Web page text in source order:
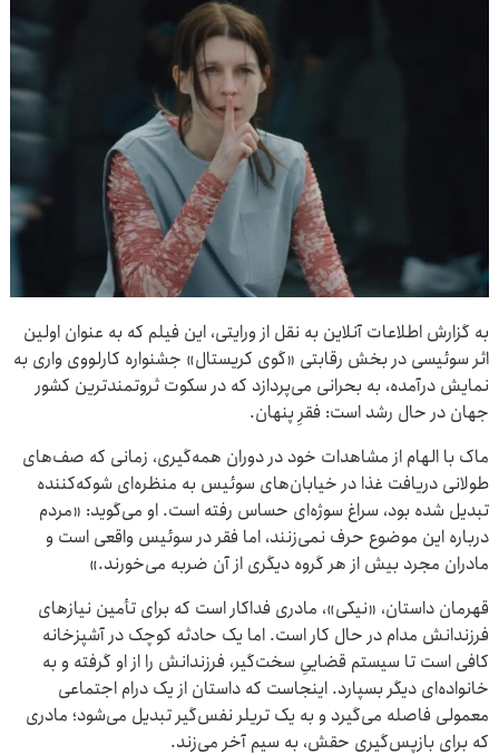
به گزارش اطلاعات آنلاین به نقل از ورایتی، این فیلم که به عنوان اولین
اثر سوئیسی در بخش رقابتی «گوی کریستال» جشنواره کارلووی واری به
نمایش درآمده، به بحرانی می‌پردازد که در سکوت ثروتمندترین کشور
جهان در حال رشد است: فقرِ پنهان.
ماک با الهام از مشاهدات خود در دوران همه‌گیری، زمانی که صف‌های
طولانی دریافت غذا در خیابان‌های سوئیس به منظره‌ای شوکه‌کننده
تبدیل شده بود، سراغ سوژه‌ای حساس رفته است. او می‌گوید: «مردم
درباره این موضوع حرف نمی‌زنند، اما فقر در سوئیس واقعی است و
مادران مجرد بیش از هر گروه دیگری از آن ضربه می‌خورند.»
قهرمان داستان، «نیکی»، مادری فداکار است که برای تأمین نیازهای
فرزندانش مدام در حال کار است. اما یک حادثه کوچک در آشپزخانه
کافی است تا سیستم قضاییِ سخت‌گیر، فرزندانش را از او گرفته و به
خانواده‌ای دیگر بسپارد. اینجاست که داستان از یک درام اجتماعی
معمولی فاصله می‌گیرد و به یک تریلر نفس‌گیر تبدیل می‌شود؛ مادری
که برای بازپس‌گیری حقش، به سیم آخر می‌زند.